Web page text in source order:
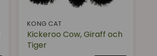
KONG CAT
Kickeroo Cow, Giraff och
Tiger